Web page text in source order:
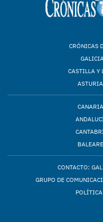
CRÓNICAS
CASTILLA Y
CONTACTO:
GRUPO DE